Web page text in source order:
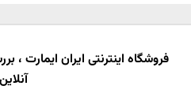
فروشگاه اینترنتی ایران ایمارت ،
آنلاین